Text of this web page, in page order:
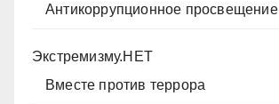
Антикоррупционное просвещение
Экстремизму.НЕТ
Вместе против террора